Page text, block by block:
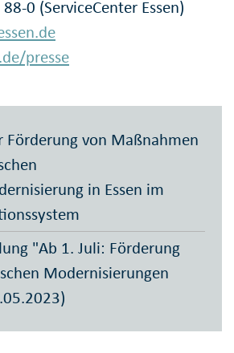
0 (ServiceCenter Essen)
presse
Förderung von Maßnahmen
in Essen im
"Ab 1. Juli: Förderung
Modernisierungen